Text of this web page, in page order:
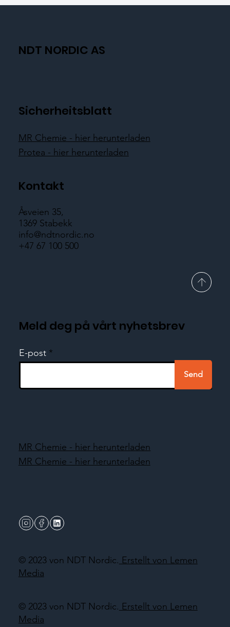
NDT NORDIC AS
Sicherheitsblatt
MR Chemie - hier herunterladen
Protea - hier herunterladen
Kontakt
Åsveien 35,
1369 Stabekk
info@ndtnordic.no
+47 67 100 500
© 2023 von NDT Nordic. Erstellt von Lemen
Media
Meld deg på vårt nyhetsbrev
E-post
Send
© 2023 von NDT Nordic. Erstellt von Lemen
Media
MR Chemie - hier herunterladen
MR Chemie - hier herunterladen